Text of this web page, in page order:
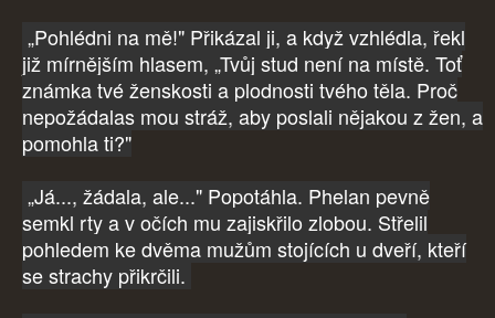
„Pohlédni na mě!" Přikázal ji, a když vzhlédla, řekl
již mírnějším hlasem, „Tvůj stud není na místě. Toť
známka tvé ženskosti a plodnosti tvého těla. Proč
nepožádalas mou stráž, aby poslali nějakou z žen, a
pomohla ti?"
„Já..., žádala, ale..." Popotáhla. Phelan pevně
semkl rty a v očích mu zajiskřilo zlobou. Střelil
pohledem ke dvěma mužům stojících u dveří, kteří
se strachy přikrčili.